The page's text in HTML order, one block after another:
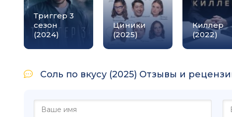
Триггер 3
сезон
(2024)
Циники
(2025)
Киллер
(2022)
Соль по вкусу (2025) Отзывы и